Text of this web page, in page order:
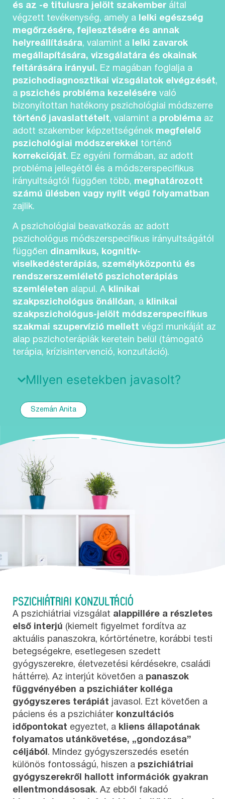
és az -e titulusra jelölt szakember által
végzett tevékenység, amely a lelki egészség
megőrzésére, fejlesztésére és annak
helyreállítására, valamint a lelki zavarok
megállapítására, vizsgálatára és okainak
feltárására irányul. Ez magában foglalja a
pszichodiagnosztikai vizsgálatok elvégzését,
a pszichés probléma kezelésére való
bizonyítottan hatékony pszichológiai módszerre
történő javaslattételt, valamint a probléma az
adott szakember képzettségének megfelelő
pszichológiai módszerekkel történő
korrekcióját. Ez egyéni formában, az adott
probléma jellegétől és a módszerspecifikus
irányultságtól függően több, meghatározott
számú ülésben vagy nyílt végű folyamatban
zajlik.
A pszichológiai beavatkozás az adott
pszichológus módszerspecifikus irányultságától
függően dinamikus, kognitív-
viselkedésterápiás, személyközpontú és
rendszerszemlélető pszichoterápiás
szemléleten alapul. A klinikai
szakpszichológus önállóan, a klinikai
szakpszichológus-jelölt módszerspecifikus
szakmai szupervízió mellett végzi munkáját az
alap pszichoterápiák keretein belül (támogató
terápia, krízisintervenció, konzultáció).
MIlyen esetekben javasolt?
Szemán Anita
PSZICHIÁTRIAI KONZULTÁCIÓ
A pszichiátriai vizsgálat alappillére a részletes
első interjú (kiemelt figyelmet fordítva az
aktuális panaszokra, kórtörténetre, korábbi testi
betegségekre, esetlegesen szedett
gyógyszerekre, életvezetési kérdésekre, családi
háttérre). Az interjút követően a panaszok
függvényében a pszichiáter kolléga
gyógyszeres terápiát javasol. Ezt követően a
páciens és a pszichiáter konzultációs
időpontokat egyeztet, a kliens állapotának
folyamatos utánkövetése, „gondozása”
céljából . Mindez gyógyszerszedés esetén
különös fontosságú, hiszen a pszichiátriai
gyógyszerekről hallott információk gyakran
ellentmondásosak. Az ebből fakadó